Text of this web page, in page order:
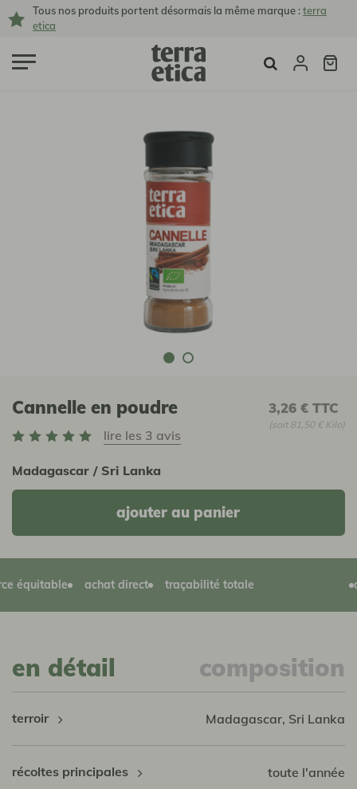
Tous nos produits portent désormais la même marque :terra
etica
Cannelle en poudre
lire les 3 avis
Madagascar / Sri Lanka
3,26 € TTC
(soit 81,50 € Kilo)
ajouter au panier
achat direct traçabilité totale
en détail composition
terroir Madagascar, Sri Lanka
récoltes principales toute l'année